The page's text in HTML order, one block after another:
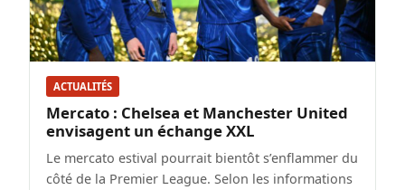
ACTUALITÉS
Mercato : Chelsea et Manchester United
envisagent un échange XXL
Le mercato estival pourrait bientôt s’enflammer du
côté de la Premier League. Selon les informations